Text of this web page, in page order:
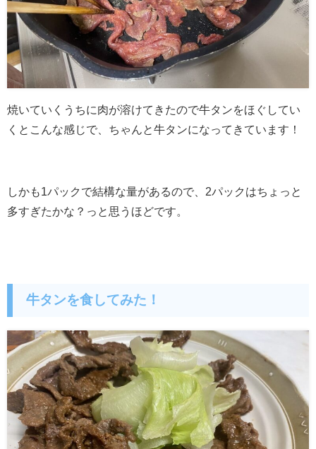
焼いていくうちに肉が溶けてきたので牛タンをほぐしてい
くとこんな感じで、ちゃんと牛タンになってきています！
しかも1パックで結構な量があるので、2パックはちょっと
多すぎたかな？っと思うほどです。
牛タンを食してみた！